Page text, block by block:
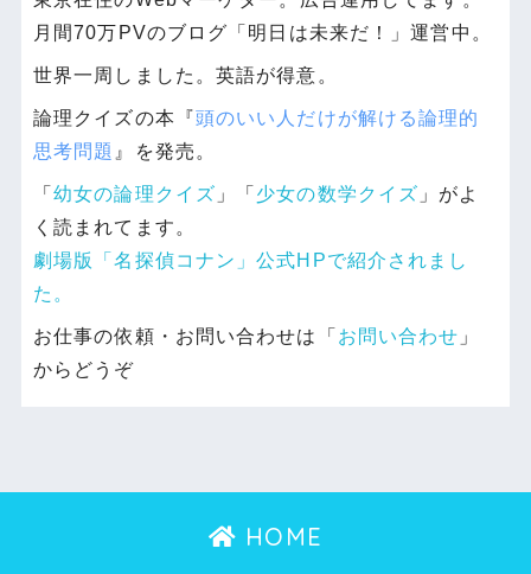
月間70万PVのブログ「明日は未来だ！」運営中。
世界一周しました。英語が得意。
論理クイズの本『頭のいい人だけが解ける論理的
思考問題 』を発売。
「幼女の論理クイズ 」「 少女の数学クイズ 」がよ
く読まれてます。
劇場版「名探偵コナン」公式HPで紹介されまし
た。
お仕事の依頼・お問い合わせは「 お問い合わせ 」
からどうぞ
HOME